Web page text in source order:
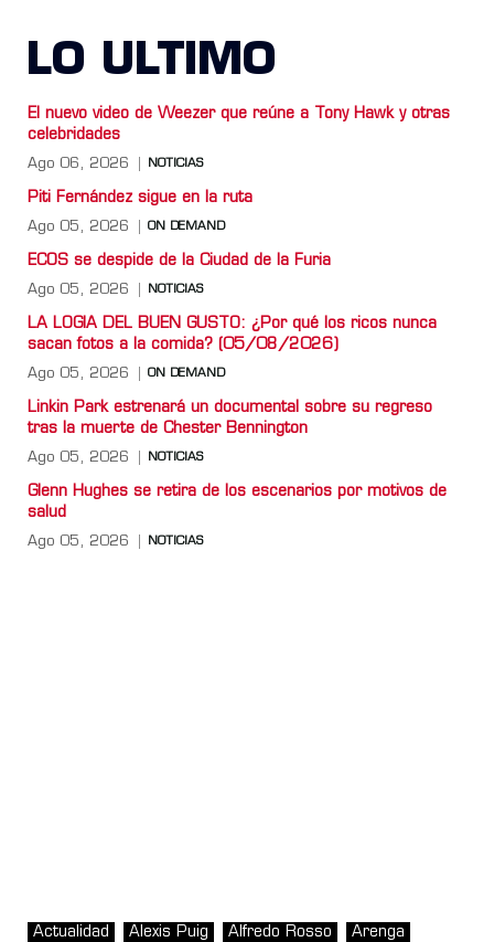
LO ULTIMO
El nuevo video de Weezer que reúne a Tony Hawk y otras
celebridades
Ago 06, 2026 NOTICIAS
Piti Fernández sigue en la ruta
Ago 05, 2026 ON DEMAND
ECOS se despide de la Ciudad de la Furia
Ago 05, 2026 NOTICIAS
LA LOGIA DEL BUEN GUSTO: ¿Por qué los ricos nunca
sacan fotos a la comida? (05/08/2026)
Ago 05, 2026 ON DEMAND
Linkin Park estrenará un documental sobre su regreso
tras la muerte de Chester Bennington
Ago 05, 2026 NOTICIAS
Glenn Hughes se retira de los escenarios por motivos de
salud
Ago 05, 2026 NOTICIAS
Actualidad Alexis Puig Alfredo Rosso Arenga